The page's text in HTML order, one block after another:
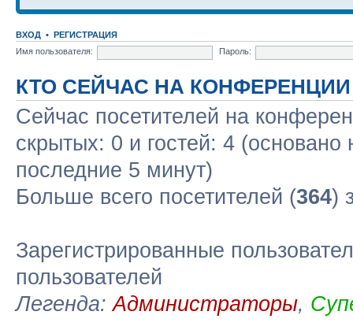
ВХОД • РЕГИСТРАЦИЯ
Имя пользователя:
Пароль:
КТО СЕЙЧАС НА КОНФЕРЕНЦИИ
Сейчас посетителей на
скрытых: 0 и гостей: 4 (основано
последние 5 минут)
Больше всего посетителей (364)
Зарегистрированные
пользователей
Легенда:Администраторы,